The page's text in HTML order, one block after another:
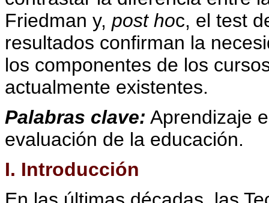
Friedman y, post hoc, el test
resultados confirman la
los componentes de los
actualmente existentes.
Palabras clave: Aprendizaje
evaluación de la educación.
I. Introducción